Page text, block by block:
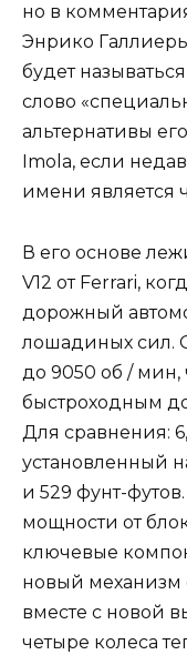
но в
Энрико
будет
слово
альтернативы
Imola, если
имени является
В его основе
V12 от Ferrari,
дорожный
лошадиных сил.
до 9050 об / мин,
быстроходным
Для сравнения:
установленный
и 529 фунт-
мощности от
ключевые
новый механизм
вместе с новой
четыре колеса